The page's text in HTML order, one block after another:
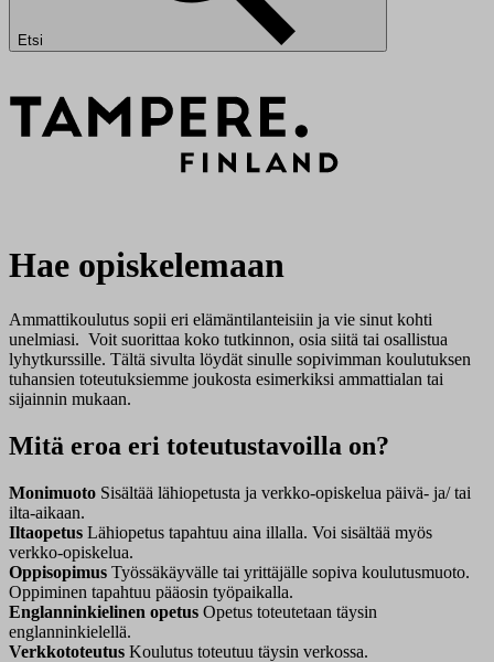
Etsi
Hae opiskelemaan
Ammattikoulutus sopii eri elämäntilanteisiin ja vie sinut kohti
unelmiasi. Voit suorittaa koko tutkinnon, osia siitä tai osallistua
lyhytkurssille. Tältä sivulta löydät sinulle sopivimman koulutuksen
tuhansien toteutuksiemme joukosta esimerkiksi ammattialan tai
sijainnin mukaan.
Mitä eroa eri toteutustavoilla on?
Monimuoto Sisältää lähiopetusta ja verkko-opiskelua päivä- ja/ tai
ilta-aikaan.
Iltaopetus Lähiopetus tapahtuu aina illalla. Voi sisältää myös
verkko-opiskelua.
Oppisopimus Työssäkäyvälle tai yrittäjälle sopiva koulutusmuoto.
Oppiminen tapahtuu pääosin työpaikalla.
Englanninkielinen opetus Opetus toteutetaan täysin
englanninkielellä.
Verkkototeutus Koulutus toteutuu täysin verkossa.